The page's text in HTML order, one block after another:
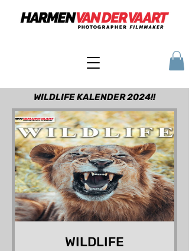
WILDLIFE KALENDER 2024!!
WILDLIFE